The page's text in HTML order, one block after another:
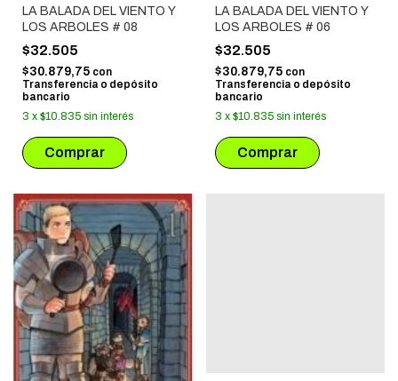
LA BALADA DEL VIENTO Y
LOS ARBOLES # 08
$32.505
$30.879,75 con
Transferencia o depósito
bancario
3 x $10.835 sin interés
LA BALADA DEL VIENTO Y
LOS ARBOLES # 06
$32.505
$30.879,75 con
Transferencia o depósito
bancario
3 x $10.835 sin interés